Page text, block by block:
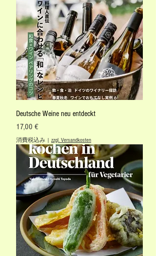
Deutsche Weine neu entdeckt
価格
17,00 €
消費税込み | zzgl. Versandkosten